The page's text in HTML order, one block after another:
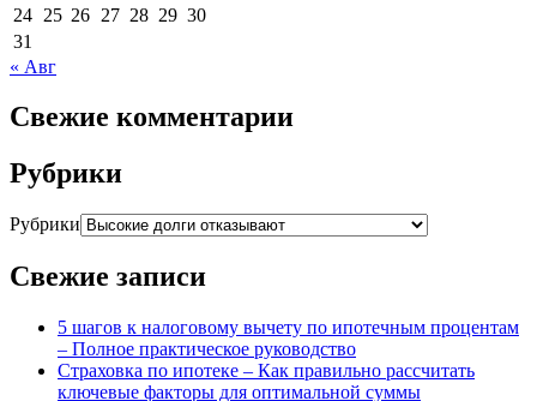
24 25 26 27 28 29 30
31
« Авг
Свежие комментарии
Рубрики
Рубрики
Свежие записи
5 шагов к налоговому вычету по ипотечным процентам
– Полное практическое руководство
Страховка по ипотеке – Как правильно рассчитать
ключевые факторы для оптимальной суммы